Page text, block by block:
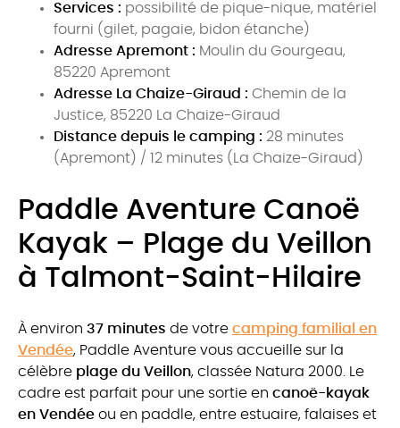
Services : possibilité de pique-nique, matériel
fourni (gilet, pagaie, bidon étanche)
Adresse Apremont : Moulin du Gourgeau,
85220 Apremont
Adresse La Chaize-Giraud : Chemin de la
Justice, 85220 La Chaize-Giraud
Distance depuis le camping : 28 minutes
(Apremont) / 12 minutes (La Chaize-Giraud)
Paddle Aventure Canoë
Kayak – Plage du Veillon
à Talmont-Saint-Hilaire
À environ 37 minutes de votre camping familial en
Vendée, Paddle Aventure vous accueille sur la
célèbre plage du Veillon, classée Natura 2000. Le
cadre est parfait pour une sortie en canoë-kayak
en Vendée ou en paddle, entre estuaire, falaises et